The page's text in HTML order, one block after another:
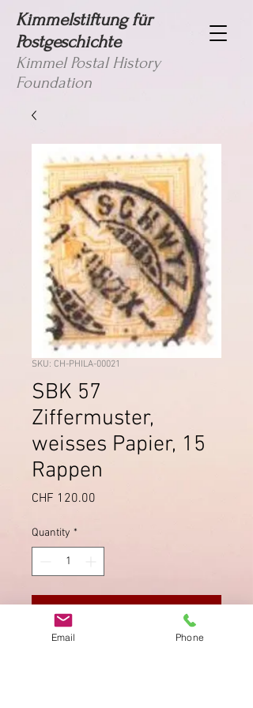
Kimmelstiftung für
Postgeschichte
Kimmel Postal History
Foundation
SKU: CH-PHILA-00021
SBK 57
Ziffermuster,
weisses Papier, 15
Rappen
CHF 120.00
Quantity *
Email Phone